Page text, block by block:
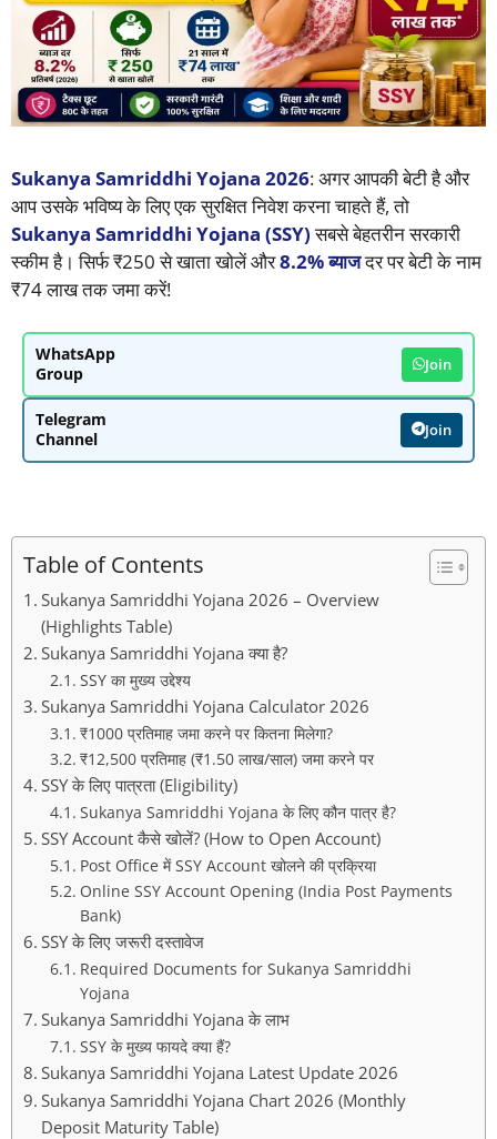
Sukanya Samriddhi Yojana 2026: अगर आपकी बेटी है और
आप उसके भविष्य के लिए एक सुरक्षित निवेश करना चाहते हैं, तो
Sukanya Samriddhi Yojana (SSY)सबसे बेहतरीन सरकारी
स्कीम है। सिर्फ ₹250 से खाता खोलें और8.2% ब्याजदर पर बेटी के नाम
₹74 लाख तक जमा करें!
WhatsApp
Group
Join
Telegram
Channel
Join
Table of Contents
Sukanya Samriddhi Yojana 2026 – Overview
(Highlights Table)
Sukanya Samriddhi Yojana क्या है?
SSY का मुख्य उद्देश्य
Sukanya Samriddhi Yojana Calculator 2026
₹1000 प्रतिमाह जमा करने पर कितना मिलेगा?
₹12,500 प्रतिमाह (₹1.50 लाख/साल) जमा करने पर
SSY के लिए पात्रता (Eligibility)
Sukanya Samriddhi Yojana के लिए कौन पात्र है?
SSY Account कैसे खोलें? (How to Open Account)
Post Office में SSY Account खोलने की प्रक्रिया
Online SSY Account Opening (India Post Payments
Bank)
SSY के लिए जरूरी दस्तावेज
Required Documents for Sukanya Samriddhi
Yojana
Sukanya Samriddhi Yojana के लाभ
SSY के मुख्य फायदे क्या हैं?
Sukanya Samriddhi Yojana Latest Update 2026
Sukanya Samriddhi Yojana Chart 2026 (Monthly
Deposit Maturity Table)